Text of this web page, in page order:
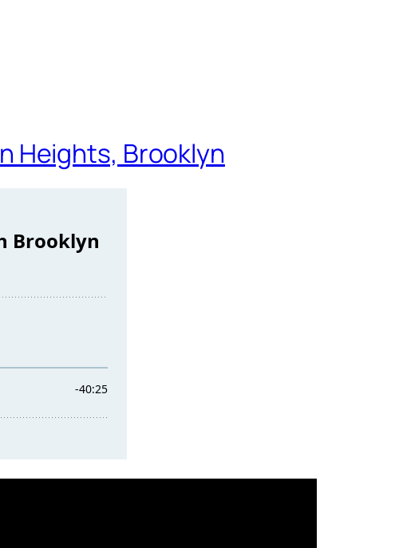
Heights, Brooklyn